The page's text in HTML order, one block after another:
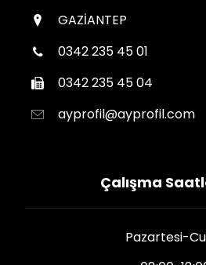
GAZİANTEP
0342 235 45 01
0342 235 45 04
ayprofil@ayprofil.com
Çalışma
Pazartesi-